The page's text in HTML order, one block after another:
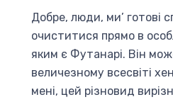
Добре, люди, ми’ готові
очиститися прямо в
яким є Футанарі. Він
величезному всесвіті
мені, цей різновид